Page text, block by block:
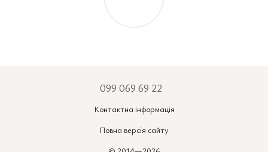
099 069 69 22
Контактна інформація
Повна версія сайту